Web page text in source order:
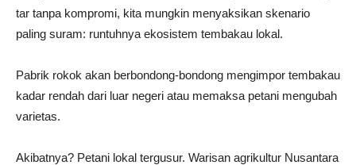
tar tanpa kompromi, kita mungkin menyaksikan skenario
paling suram: runtuhnya ekosistem tembakau lokal.
Pabrik rokok akan berbondong-bondong mengimpor tembakau
kadar rendah dari luar negeri atau memaksa petani mengubah
varietas.
Akibatnya? Petani lokal tergusur. Warisan agrikultur Nusantara